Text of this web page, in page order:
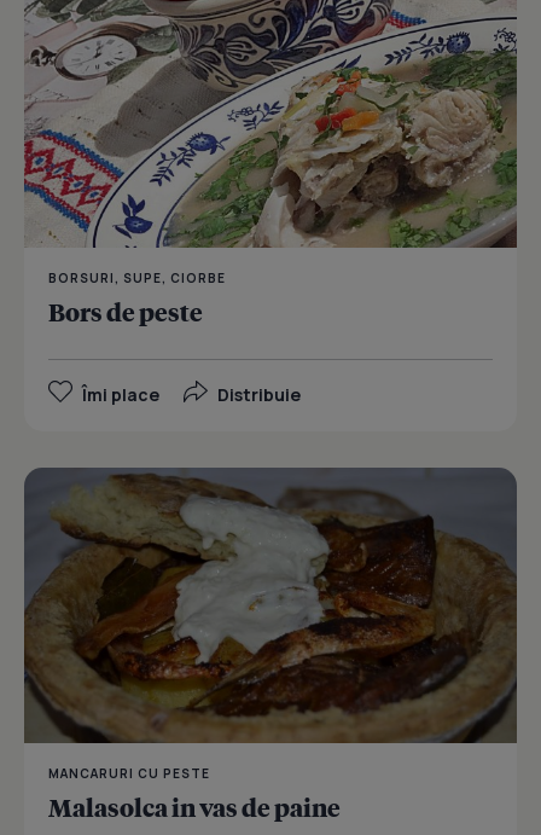
BORSURI, SUPE, CIORBE
Bors de peste
Îmi place Distribuie
MANCARURI CU PESTE
Malasolca in vas de paine